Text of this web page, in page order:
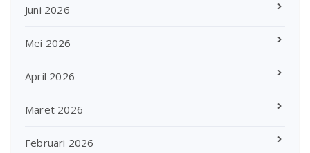
Juni 2026
Mei 2026
April 2026
Maret 2026
Februari 2026